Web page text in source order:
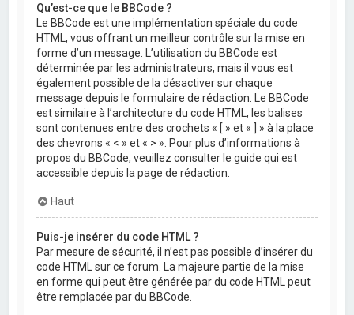
Qu’est-ce que le BBCode ?
Le BBCode est une implémentation spéciale du code
HTML, vous offrant un meilleur contrôle sur la mise en
forme d’un message. L’utilisation du BBCode est
déterminée par les administrateurs, mais il vous est
également possible de la désactiver sur chaque
message depuis le formulaire de rédaction. Le BBCode
est similaire à l’architecture du code HTML, les balises
sont contenues entre des crochets « [ » et « ] » à la place
des chevrons « < » et « > ». Pour plus d’informations à
propos du BBCode, veuillez consulter le guide qui est
accessible depuis la page de rédaction.
Haut
Puis-je insérer du code HTML ?
Par mesure de sécurité, il n’est pas possible d’insérer du
code HTML sur ce forum. La majeure partie de la mise
en forme qui peut être générée par du code HTML peut
être remplacée par du BBCode.